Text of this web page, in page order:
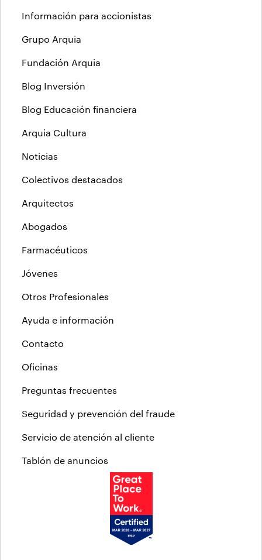
Información para accionistas
Grupo Arquia
Fundación Arquia
Blog Inversión
Blog Educación financiera
Arquia Cultura
Noticias
Colectivos destacados
Arquitectos
Abogados
Farmacéuticos
Jóvenes
Otros Profesionales
Ayuda e información
Contacto
Oficinas
Preguntas frecuentes
Seguridad y prevención del fraude
Servicio de atención al cliente
Tablón de anuncios